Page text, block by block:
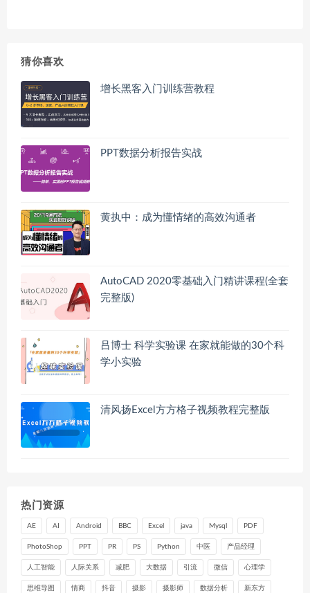
猜你喜欢
增长黑客入门训练营教程
PPT数据分析报告实战
黄执中：成为懂情绪的高效沟通者
AutoCAD 2020零基础入门精讲课程(全套
完整版)
吕博士 科学实验课 在家就能做的30个科
学小实验
清风扬Excel方方格子视频教程完整版
热门资源
AE AI Android BBC Excel java Mysql PDF
PhotoShop PPT PR PS Python 中医 产品经理
人工智能 人际关系 减肥 大数据 引流 微信 心理学
思维导图 情商 抖音 摄影 摄影师 数据分析 新东方